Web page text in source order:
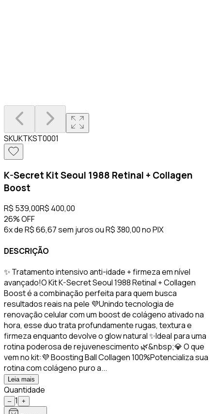
SKUKTKST0001
K-Secret Kit Seoul 1988 Retinal + Collagen
Boost
R$ 539,00R$ 400,00
26%OFF
6x de R$ 66,67 sem jurosouR$ 380,00no PIX
DESCRIÇÃO
✨ Tratamento intensivo anti-idade + firmeza em nível
avançado!O Kit K-Secret Seoul 1988 Retinal + Collagen
Boost é a combinação perfeita para quem busca
resultados reais na pele 💜Unindo tecnologia de
renovação celular com um boost de colágeno ativado na
hora, esse duo trata profundamente rugas, textura e
firmeza enquanto devolve o glow natural ✨Ideal para uma
rotina poderosa de rejuvenescimento 🌿&nbsp;💎 O que
vem no kit:💜 Boosting Ball Collagen 100%Potencializa sua
rotina com colágeno puro a...
Leia mais
Quantidade
– 1 +